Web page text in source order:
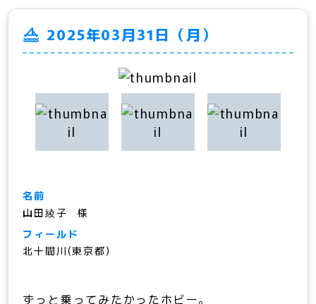
2025年03月31日（月）
名前
山田綾子
フィールド
北十間川(東京都)
ずっと乗ってみたかったホビー。